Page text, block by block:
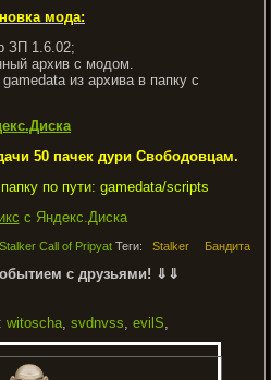
мода:
ЗП 1.6.02;
архив с модом.
из архива в папку с
50 пачек дури Свободовцам.
по пути: gamedata/scripts
с Яндекс.Диска
Call of Pripyat Теги: Stalker
Бандита
с друзьями! ⇓⇓
witoscha svdnvss evilS